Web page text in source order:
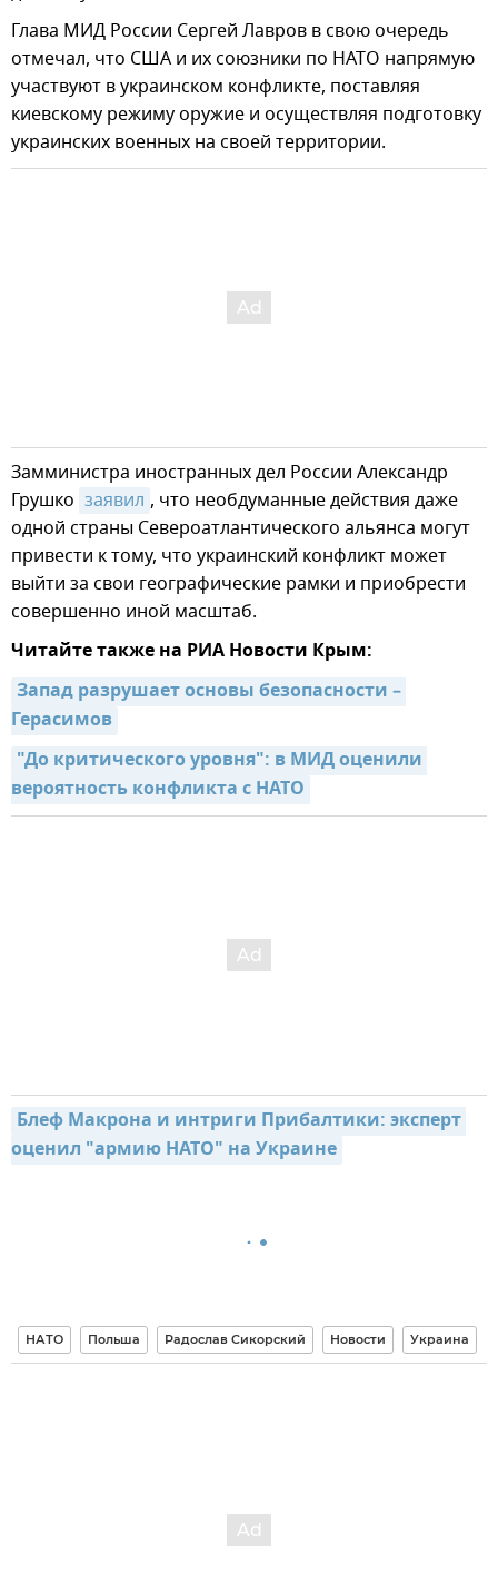
Глава МИД России Сергей Лавров в свою очередь
отмечал, что США и их союзники по НАТО напрямую
участвуют в украинском конфликте, поставляя
киевскому режиму оружие и осуществляя подготовку
украинских военных на своей территории.
Замминистра иностранных дел России Александр
Грушко заявил , что необдуманные действия даже
одной страны Североатлантического альянса могут
привести к тому, что украинский конфликт может
выйти за свои географические рамки и приобрести
совершенно иной масштаб.
Читайте также на РИА Новости Крым:
Запад разрушает основы безопасности –
Герасимов
"До критического уровня": в МИД оценили
вероятность конфликта с НАТО
Блеф Макрона и интриги Прибалтики: эксперт
оценил "армию НАТО" на Украине
НАТО Польша Радослав Сикорский Новости Украина